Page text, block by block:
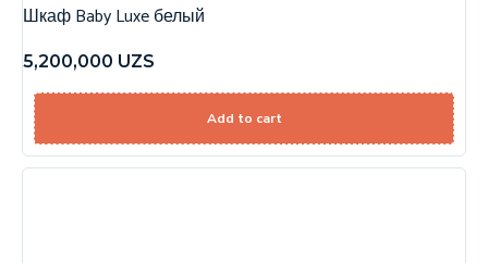
Шкаф Baby Luxe белый
5,200,000 UZS
Add to cart